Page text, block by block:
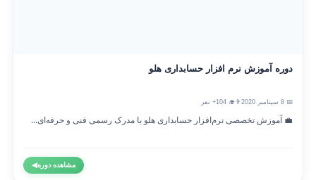
دوره آموزش نرم افزار حسابداری هلو
👨‍🎓 104+ نفر
💼 آموزش تخصصی نرم‌افزار حسابداری هلو با مدرک رسمی فنی و حرفه‌ای...
مشاهده دوره◀